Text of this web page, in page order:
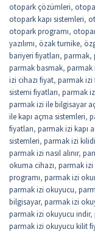
otopark çözümleri,
otopark kapı sistemleri,
otopark programı,
yazılımı, özak turnike,
bariyeri fiyatları, parmak,
parmak basmak, parmak
izi cihazı fiyat, parmak izi
sistemi fiyatları, parmak
parmak izi ile bilgisayar
ile kapı açma sistemleri,
fiyatları, parmak izi kapı
sistemleri, parmak izi kilidi
parmak izi nasıl alınır,
okuma cihazı, parmak izi
programı, parmak izi
parmak izi okuyucu,
bilgisayar, parmak izi
parmak izi okuyucu indir,
parmak izi okuyucu kilit